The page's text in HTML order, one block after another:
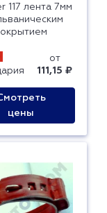
117 лента 7мм
от
111,15 ₽
цены